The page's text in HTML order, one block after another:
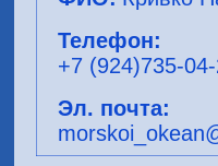
+7 (924)735-